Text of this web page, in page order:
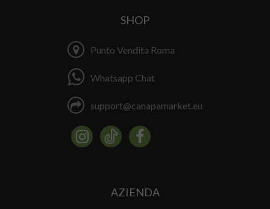
SHOP
Punto Vendita Roma
Whatsapp Chat
support@canapamarket.eu
AZIENDA